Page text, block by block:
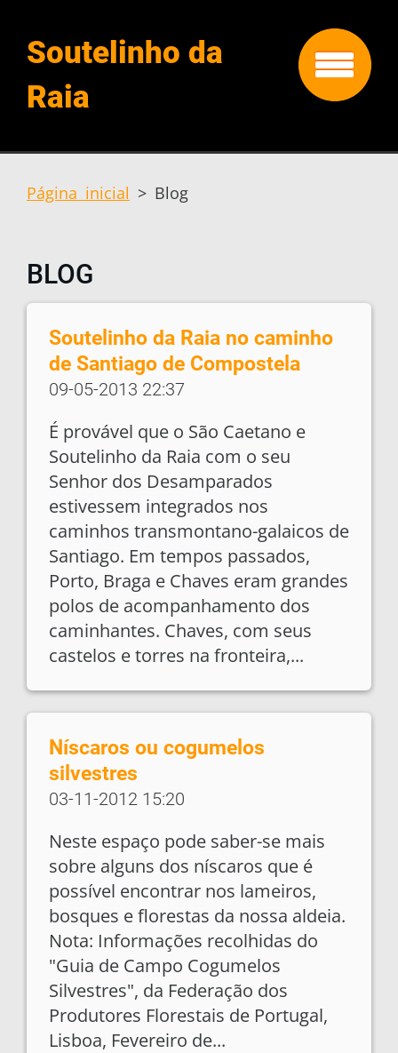
Soutelinho da
Raia
Página inicial > Blog
BLOG
Soutelinho da Raia no caminho
de Santiago de Compostela
09-05-2013 22:37
É provável que o São Caetano e
Soutelinho da Raia com o seu
Senhor dos Desamparados
estivessem integrados nos
caminhos transmontano-galaicos de
Santiago. Em tempos passados,
Porto, Braga e Chaves eram grandes
polos de acompanhamento dos
caminhantes. Chaves, com seus
castelos e torres na fronteira,...
Níscaros ou cogumelos
silvestres
03-11-2012 15:20
Neste espaço pode saber-se mais
sobre alguns dos níscaros que é
possível encontrar nos lameiros,
bosques e florestas da nossa aldeia.
Nota: Informações recolhidas do
"Guia de Campo Cogumelos
Silvestres", da Federação dos
Produtores Florestais de Portugal,
Lisboa, Fevereiro de...